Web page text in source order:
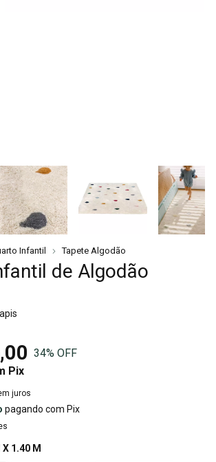
Infantil Tapete Algodão
de Algodão
34% OFF
Pix
juros
pagando com Pix
X 1.40 M